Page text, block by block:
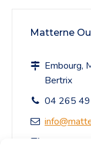
Matterne
Embourg,
Bertrix
04 265